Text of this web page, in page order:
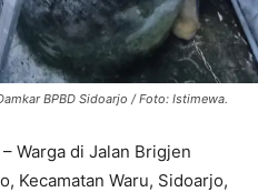
BPBD Sidoarjo / Foto: Istimewa.
– Warga di Jalan Brigjen
Kecamatan Waru, Sidoarjo,